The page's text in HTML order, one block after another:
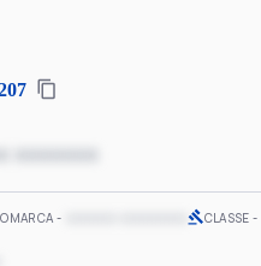
xxxxxxx
CLASSE